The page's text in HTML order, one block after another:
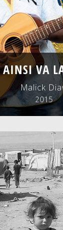
AINSI VA
Malick
2015